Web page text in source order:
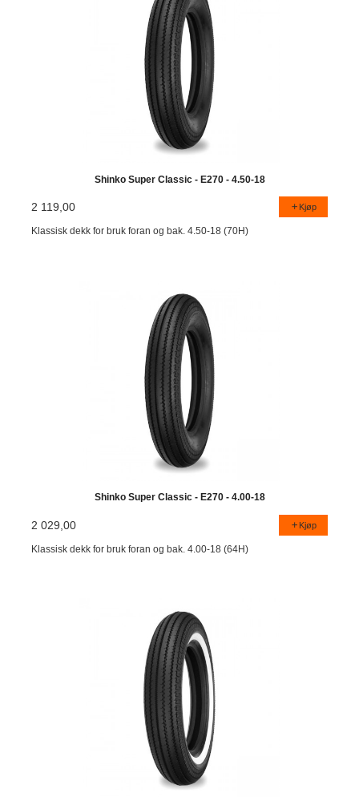
Shinko Super Classic - E270 - 4.50-18
2 119,00 Kjøp
Klassisk dekk for bruk foran og bak. 4.50-18 (70H)
Shinko Super Classic - E270 - 4.00-18
2 029,00 Kjøp
Klassisk dekk for bruk foran og bak. 4.00-18 (64H)